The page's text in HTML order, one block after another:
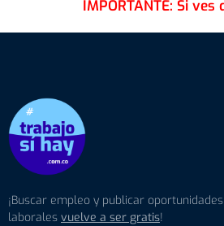
¡Buscar empleo y publicar oportunidades
laborales vuelve a ser gratis!